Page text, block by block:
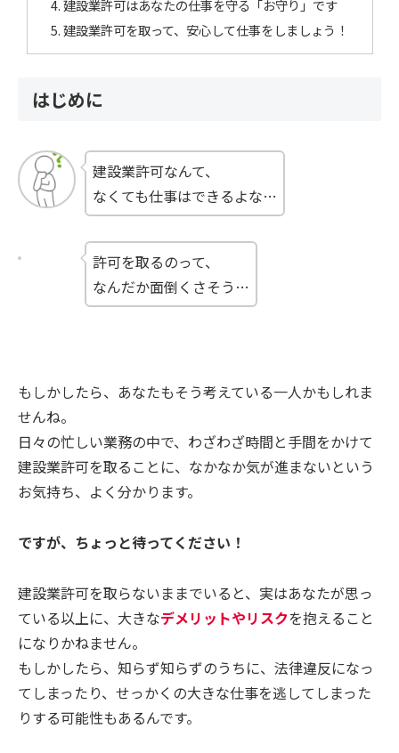
建設業許可はあなたの仕事を守る「お守り」です
建設業許可を取って、安心して仕事をしましょう！
はじめに
建設業許可なんて、
なくても仕事はできるよな…
許可を取るのって、
なんだか面倒くさそう…
もしかしたら、あなたもそう考えている一人かもしれま
せんね。
日々の忙しい業務の中で、わざわざ時間と手間をかけて
建設業許可を取ることに、なかなか気が進まないという
お気持ち、よく分かります。
ですが、ちょっと待ってください！
建設業許可を取らないままでいると、実はあなたが思っ
ている以上に、大きなデメリットやリスクを抱えること
になりかねません。
もしかしたら、知らず知らずのうちに、法律違反になっ
てしまったり、せっかくの大きな仕事を逃してしまった
りする可能性もあるんです。